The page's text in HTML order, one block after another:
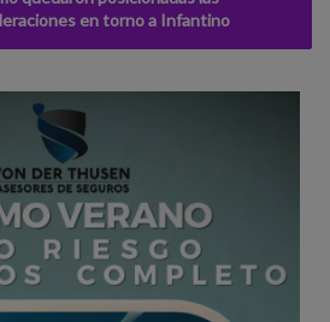
en torno a Infantino